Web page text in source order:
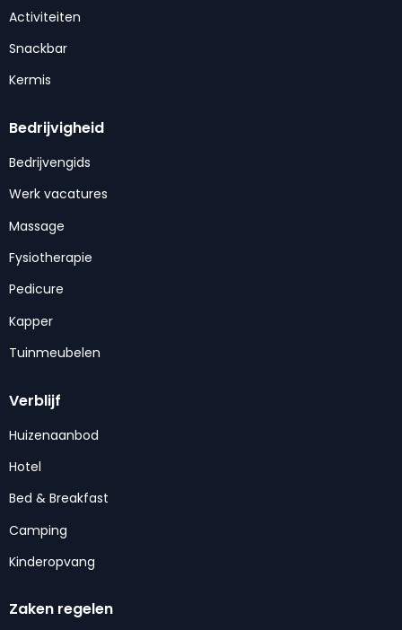
Activiteiten
Snackbar
Kermis
Bedrijvigheid
Bedrijvengids
Werk vacatures
Massage
Fysiotherapie
Pedicure
Kapper
Tuinmeubelen
Verblijf
Huizenaanbod
Hotel
Bed & Breakfast
Camping
Kinderopvang
Zaken regelen